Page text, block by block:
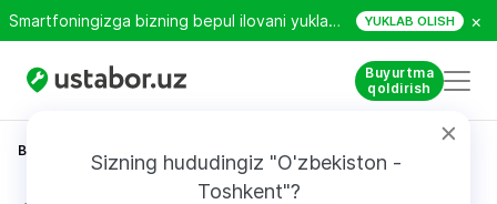
Smartfoningizga bizning bepul ilovani yuklab oling! YUKLAB OLISH ×
Buyurtma
qoldirish
Sizning hududingiz "O'zbekiston -
Toshkent"?
Bosh sahifa